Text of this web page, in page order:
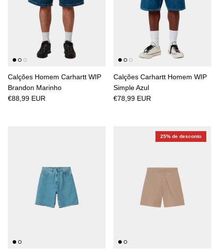
Calções Homem Carhartt WIP
Brandon Marinho
€88,99 EUR
Calções Carhartt Homem WIP
Simple Azul
€78,99 EUR
25% de desconto